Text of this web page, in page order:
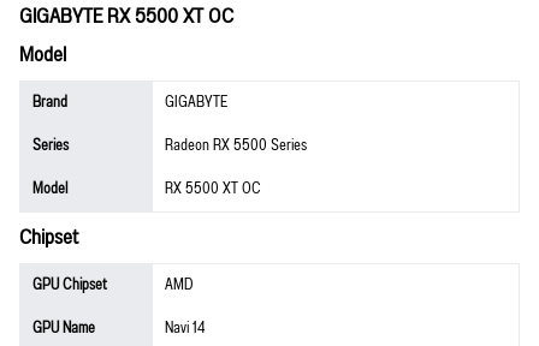
GIGABYTE RX 5500 XT OC
Model
Brand
GIGABYTE
Series
Radeon RX 5500 Series
Model
RX 5500 XT OC
Chipset
GPU Chipset
AMD
GPU Name
Navi 14